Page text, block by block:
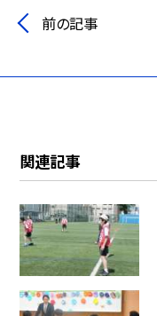
前の記事
関連記事